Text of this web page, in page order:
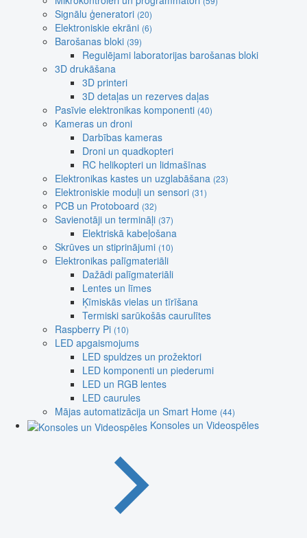
Signālu ģeneratori (20)
Elektroniskie ekrāni (6)
Barošanas bloki (39)
Regulējami laboratorijas barošanas bloki
3D drukāšana
3D printeri
3D detaļas un rezerves daļas
Pasīvie elektronikas komponenti (40)
Kameras un droni
Darbības kameras
Droni un quadkopteri
RC helikopteri un lidmašīnas
Elektronikas kastes un uzglabāšana (23)
Elektroniskie moduļi un sensori (31)
PCB un Protoboard (32)
Savienotāji un termināļi (37)
Elektriskā kabeļošana
Skrūves un stiprinājumi (10)
Elektronikas palīgmateriāli
Dažādi palīgmateriāli
Lentes un līmes
Ķīmiskās vielas un tīrīšana
Termiski sarūkošās caurulītes
Raspberry Pi (10)
LED apgaismojums
LED spuldzes un prožektori
LED komponenti un piederumi
LED un RGB lentes
LED caurules
Mājas automatizācija un Smart Home (44)
Konsoles un Videospēles